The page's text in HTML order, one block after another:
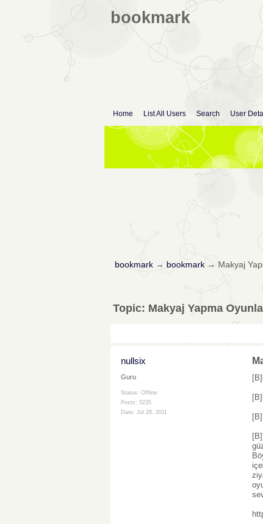
bookmark
Home List All Users Search User
bookmark→ bookmark→ Makyaj
Topic: Makyaj Yapma
nullsix
Guru
Status: Offline
Posts: 5235
Date: Jul 28, 2011